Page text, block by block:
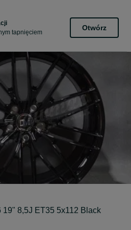
tapnięciem
Otwórz
8,5J ET35 5x112 Black